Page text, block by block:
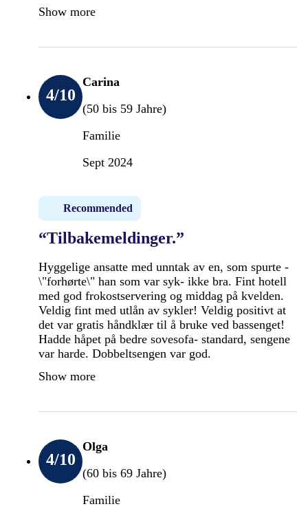
Show more
4/10
Carina
(50 bis 59 Jahre)
Familie
Sept 2024
Recommended
“Tilbakemeldinger.”
Hyggelige ansatte med unntak av en, som spurte -
\"forhørte\" han som var syk- ikke bra. Fint hotell
med god frokostservering og middag på kvelden.
Veldig fint med utlån av sykler! Veldig positivt at
det var gratis håndklær til å bruke ved bassenget!
Hadde håpet på bedre sovesofa- standard, sengene
var harde. Dobbeltsengen var god.
Show more
4/10
Olga
(60 bis 69 Jahre)
Familie